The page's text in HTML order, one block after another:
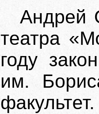
Андрей
театра
году
им.
факультет.